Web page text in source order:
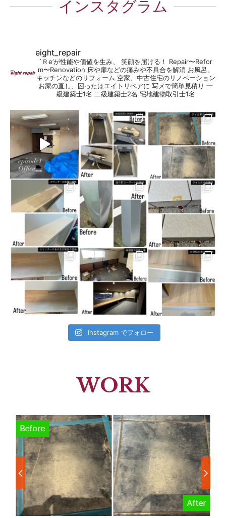
インスタグラム
eight_repair
`Ｒe’が性能や価値を生み、 笑顔を届ける！
Repair〜Refor
m〜Renovation 床や扉などの痛みや不具合を解消 お風呂、
キッチンなどのリフォーム 空家、中古住宅のリノベーション
お家の直し、困ったはエイトリペアに 写メで簡単見積り 一
級建築士1名 二級建築士2名 宅地建物取引士1名
Instagram でフォロー
WORK
Before
After